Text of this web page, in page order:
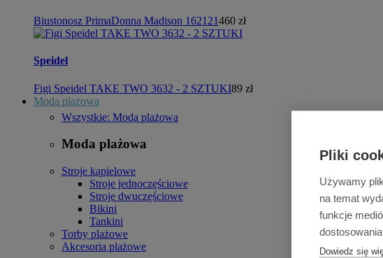
Pliki
Używamy
na temat
funkcje
Dowiedz się
Biustonosz PrimaDonna Madison 162121460 zł
Speidel
Figi Speidel TAKE TWO 3632 - 2 SZTUKI89 zł
Moda plażowa
Wszystkie: Moda plażowa
Moda plażowa
Stroje kąpielowe
Stroje jednoczęściowe
Stroje dwuczęściowe
Bikini
Tankini
Torby plażowe
Akcesoria plażowe